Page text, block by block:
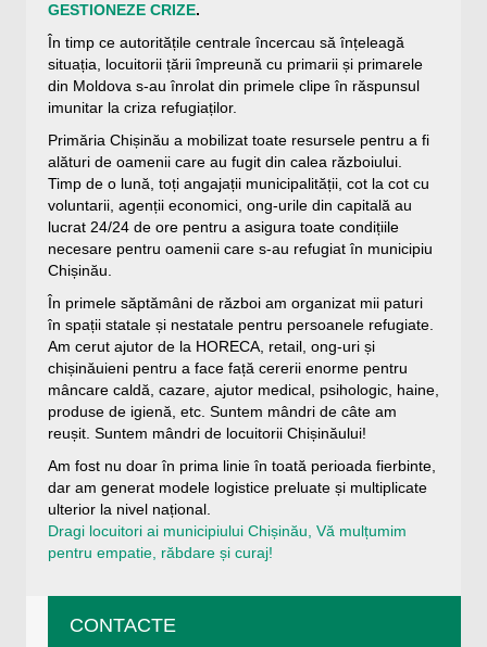
GESTIONEZE CRIZE.
În timp ce autoritățile centrale încercau să înțeleagă
situația, locuitorii țării împreună cu primarii și primarele
din Moldova s-au înrolat din primele clipe în răspunsul
imunitar la criza refugiaților.
Primăria Chișinău a mobilizat toate resursele pentru a fi
alături de oamenii care au fugit din calea războiului.
Timp de o lună, toți angajații municipalității, cot la cot cu
voluntarii, agenții economici, ong-urile din capitală au
lucrat 24/24 de ore pentru a asigura toate condițiile
necesare pentru oamenii care s-au refugiat în municipiu
Chișinău.
În primele săptămâni de război am organizat mii paturi
în spații statale și nestatale pentru persoanele refugiate.
Am cerut ajutor de la HORECA, retail, ong-uri și
chișinăuieni pentru a face față cererii enorme pentru
mâncare caldă, cazare, ajutor medical, psihologic, haine,
produse de igienă, etc. Suntem mândri de câte am
reușit. Suntem mândri de locuitorii Chișinăului!
Am fost nu doar în prima linie în toată perioada fierbinte,
dar am generat modele logistice preluate și multiplicate
ulterior la nivel național.
Dragi locuitori ai municipiului Chișinău, Vă mulțumim
pentru empatie, răbdare și curaj!
CONTACTE